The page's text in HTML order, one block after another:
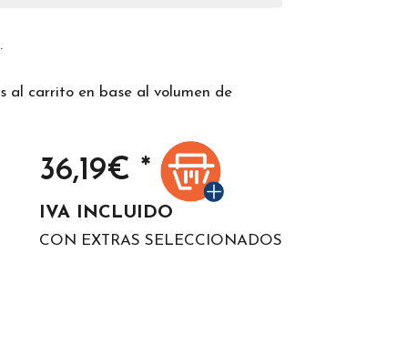
al carrito en base al volumen de
36,19€ *
IVA INCLUIDO
CON EXTRAS SELECCIONADOS